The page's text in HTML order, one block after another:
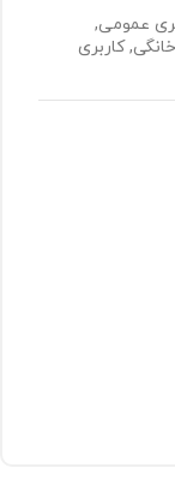
عمومی,
کاربری